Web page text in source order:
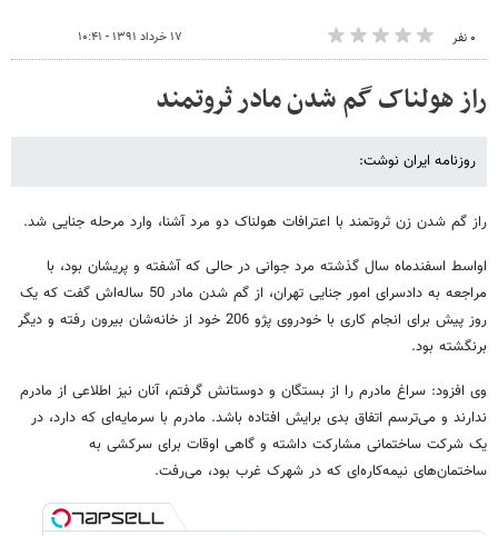
۰ نفر ۱۷ خرداد ۱۳۹۱ - ۱۰:۴۱
راز هولناک گم شدن مادر ثروتمند
روزنامه ایران نوشت:
راز گم شدن زن ثروتمند با اعترافات هولناک دو مرد آشنا، وارد مرحله جنایی شد.
اواسط اسفندماه سال گذشته مرد جوانی در حالی که آشفته و پریشان بود، با
مراجعه به دادسرای امور جنایی تهران، از گم شدن مادر 50 ساله‌اش گفت که یک
روز پیش برای انجام کاری با خودروی پژو 206 خود از خانه‌شان بیرون رفته و دیگر
برنگشته بود.
وی افزود: سراغ مادرم را از بستگان و دوستانش گرفتم، آنان نیز اطلاعی از مادرم
ندارند و می‌ترسم اتفاق بدی برایش افتاده باشد. مادرم با سرمایه‌ای که دارد، ‌در
یک شرکت ساختمانی مشارکت داشته و گاهی اوقات برای سرکشی به
ساختمان‌های نیمه‌کاره‌ای که در شهرک غرب بود، می‌رفت.